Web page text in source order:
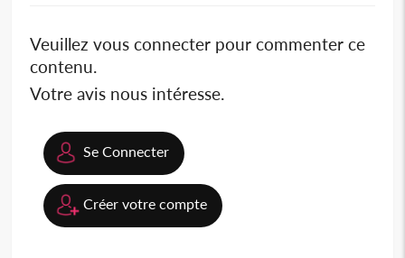
Veuillez vous connecter pour commenter ce
contenu.
Votre avis nous intéresse.
Se Connecter
Créer votre compte